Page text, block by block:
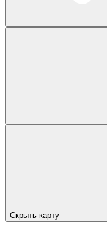
Скрыть карту